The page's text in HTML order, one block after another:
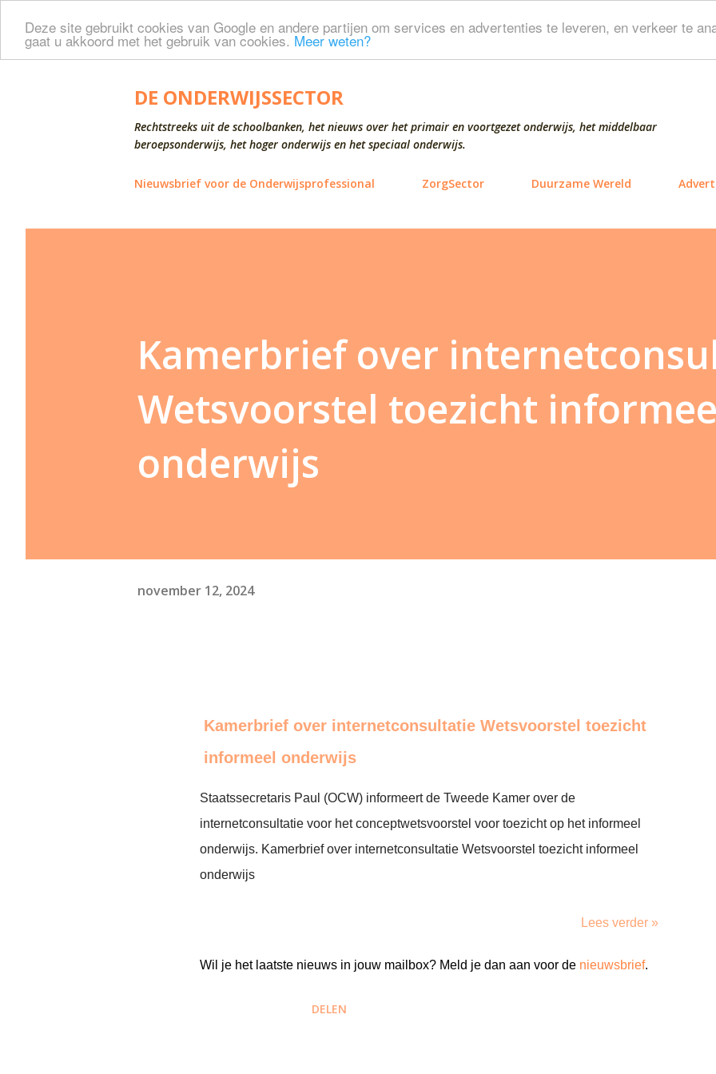
Deze site gebruikt cookies van Google en andere partijen om services en advertenties te leveren, en verkeer te
gaat u akkoord met het gebruik van cookies. Meer weten?
Doorgaan naar hoofdcontent
DE ONDERWIJSSECTOR
Rechtstreeks uit de schoolbanken, het nieuws over het primair en voortgezet onderwijs, het middelbaar
beroepsonderwijs, het hoger onderwijs en het speciaal onderwijs.
Nieuwsbrief voor de Onderwijsprofessional ZorgSector Duurzame Wereld
Kamerbrief over
Wetsvoorstel toezicht
onderwijs
november 12, 2024
Kamerbrief over internetconsultatie Wetsvoorstel toezicht
informeel onderwijs
Staatssecretaris Paul (OCW) informeert de Tweede Kamer over de
internetconsultatie voor het conceptwetsvoorstel voor toezicht op het informeel
onderwijs. Kamerbrief over internetconsultatie Wetsvoorstel toezicht informeel
onderwijs
Lees verder »
Wil je het laatste nieuws in jouw mailbox? Meld je dan aan voor de nieuwsbrief.
DELEN